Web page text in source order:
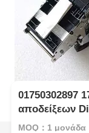
01750302897
αποδείξεων
ανάσυρση
MOQ：1 μονάδα